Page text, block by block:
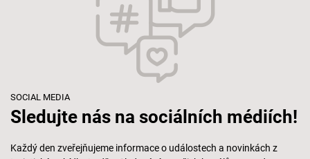
SOCIAL MEDIA
Sledujte nás na sociálních médiích!
Každý den zveřejňujeme informace o událostech a novinkách z